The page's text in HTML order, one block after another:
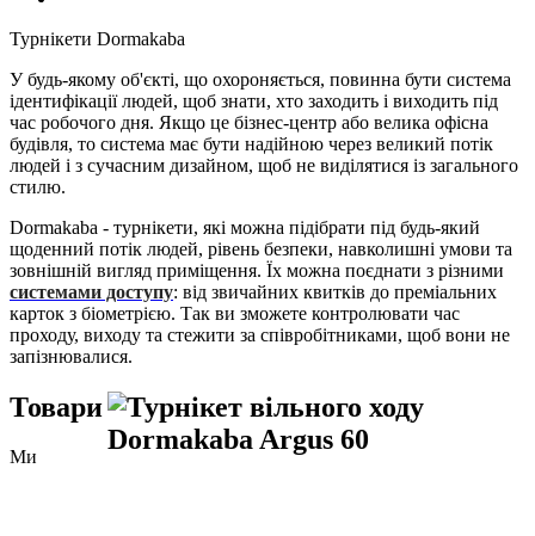
Турнікети Dormakaba
У будь-якому об'єкті, що охороняється, повинна бути система
ідентифікації людей, щоб знати, хто заходить і виходить під
час робочого дня. Якщо це бізнес-центр або велика офісна
будівля, то система має бути надійною через великий потік
людей і з сучасним дизайном, щоб не виділятися із загального
стилю.
Dormakaba - турнікети, які можна підібрати під будь-який
щоденний потік людей, рівень безпеки, навколишні умови та
зовнішній вигляд приміщення. Їх можна поєднати з різними
системами доступу: від звичайних квитків до преміальних
карток з біометрією. Так ви зможете контролювати час
проходу, виходу та стежити за співробітниками, щоб вони не
запізнювалися.
Товари
Ми